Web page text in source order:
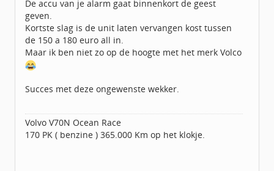
De accu van je alarm gaat binnenkort de geest
geven.
Kortste slag is de unit laten vervangen kost tussen
de 150 a 180 euro all in.
Maar ik ben niet zo op de hoogte met het merk Volco
Succes met deze ongewenste wekker.
Volvo V70N Ocean Race
170 PK ( benzine ) 365.000 Km op het klokje.